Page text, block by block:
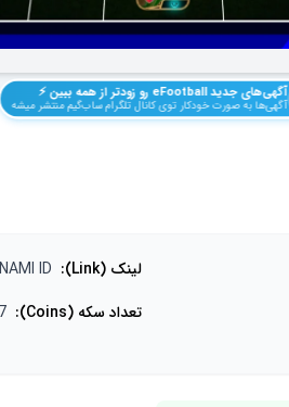
آگهی‌های جدیدeFootball رو زودتر از همه ببین ⚡️
آگهی‌ها به صورت خودکار توی کانال تلگرام ساب‌گیم منتشر میشه
لینک (Link) :
ID
تعداد سکه (Coins) :